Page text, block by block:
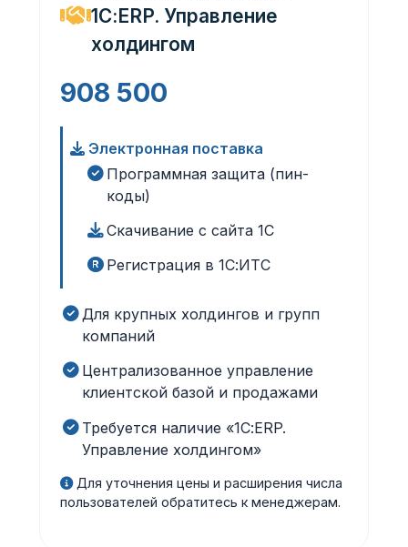
1С:ERP. Управление
холдингом
908 500
Электронная поставка
Программная защита (пин-
коды)
Скачивание с сайта 1С
Регистрация в 1С:ИТС
Для крупных холдингов и групп
компаний
Централизованное управление
клиентской базой и продажами
Требуется наличие «1С:ERP.
Управление холдингом»
Для уточнения цены и расширения числа
пользователей обратитесь к менеджерам.